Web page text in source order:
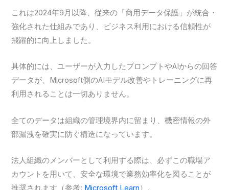
これは2024年9月以降、従来の「商用データ保護」が統合・
強化された仕組みであり、ビジネス利用における信頼性が
飛躍的に向上しました。
具体的には、ユーザーが入力したプロンプトやAIからの回答
データが、Microsoft側のAIモデル改善やトレーニングに再
利用されることは一切ありません。
全てのデータは組織の管理境界内に留まり、機密情報の外
部漏洩を確実に防ぐ構造になっています。
法人組織のメンバーとして利用する際は、必ずこの職場ア
カウントを用いて、安全な環境で業務効率化を図ることが
推奨されます（参考: Microsoft Learn）。